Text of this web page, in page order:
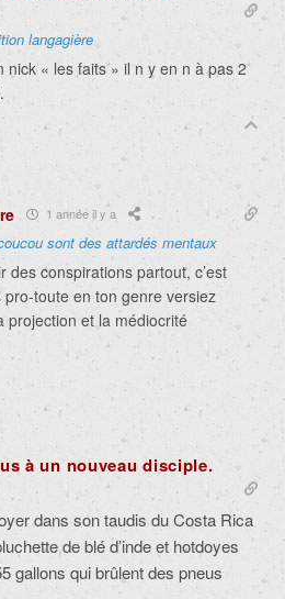
langagière
nick « les faits » il n y en n à pas 2
1 année il y a
sont des attardés mentaux
des conspirations partout, c’est
toute en ton genre versiez
projection et la médiocrité
à un nouveau disciple.
dans son taudis du Costa Rica
de blé d’inde et hotdoyes
gallons qui brûlent des pneus